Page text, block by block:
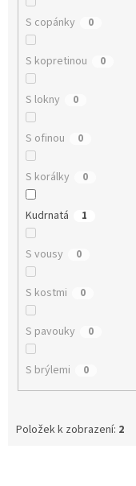
S copánky 0
S kopretinou 0
S lokny 0
S ofinou 0
S korálky 0
Kudrnatá 1
S vousy 0
S kostmi 0
S pavouky 0
S brýlemi 0
Položek k zobrazení: 2